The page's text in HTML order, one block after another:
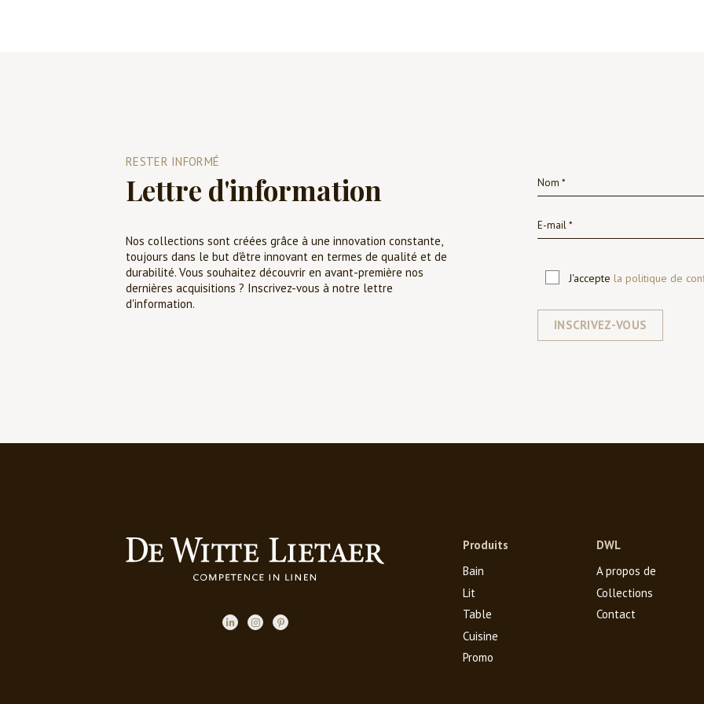
RESTER INFORMÉ
Lettre d'information
Nos collections sont créées grâce à une innovation constante,
toujours dans le but d'être innovant en termes de qualité et de
durabilité. Vous souhaitez découvrir en avant-première nos
dernières acquisitions ? Inscrivez-vous à notre lettre
d'information.
J'accepte la politique de
INSCRIVEZ-VOUS
Produits
Bain
Lit
Table
Cuisine
Promo
DWL
A propos de
Collections
Contact